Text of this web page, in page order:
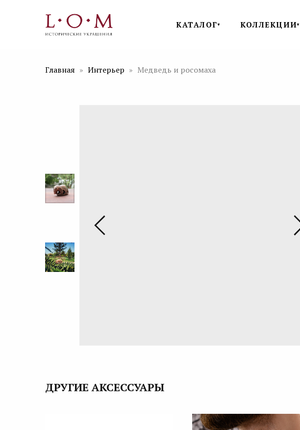
КАТАЛОГ▼ КОЛЛЕКЦИИ▼
Главная Интерьер Медведь и росомаха
ДРУГИЕ АКСЕССУАРЫ